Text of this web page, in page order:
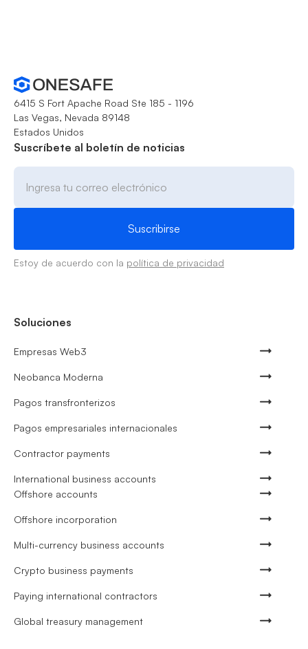
6415 S Fort Apache Road Ste 185 - 1196
Las Vegas, Nevada 89148
Estados Unidos
Suscríbete al boletín de noticias
Estoy de acuerdo con la política de privacidad
Soluciones
Empresas Web3
Neobanca Moderna
Pagos transfronterizos
Pagos empresariales internacionales
Contractor payments
International business accounts
Offshore accounts
Offshore incorporation
Multi-currency business accounts
Crypto business payments
Paying international contractors
Global treasury management